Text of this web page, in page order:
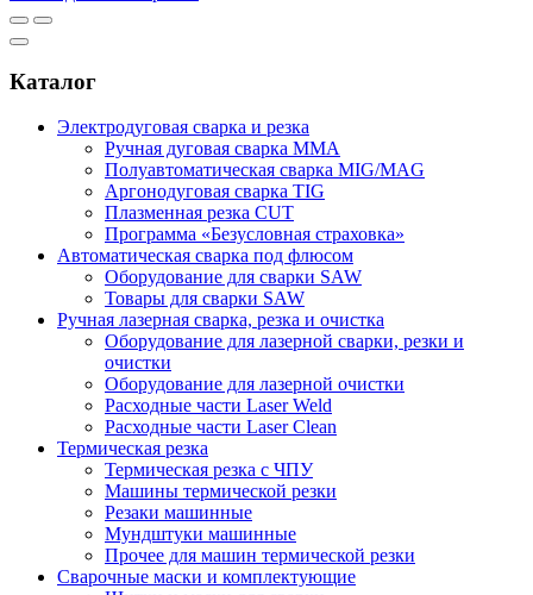
Каталог
Электродуговая сварка и резка
Ручная дуговая сварка MMA
Полуавтоматическая сварка MIG/MAG
Аргонодуговая сварка TIG
Плазменная резка CUT
Программа «Безусловная страховка»
Автоматическая сварка под флюсом
Оборудование для сварки SAW
Товары для сварки SAW
Ручная лазерная сварка, резка и очистка
Оборудование для лазерной сварки, резки и
очистки
Оборудование для лазерной очистки
Расходные части Laser Weld
Расходные части Laser Clean
Термическая резка
Термическая резка с ЧПУ
Машины термической резки
Резаки машинные
Мундштуки машинные
Прочее для машин термической резки
Сварочные маски и комплектующие